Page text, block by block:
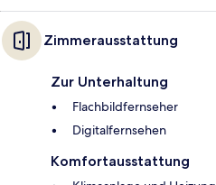
Zimmerausstattung
Zur Unterhaltung
Flachbildfernseher
Digitalfernsehen
Komfortausstattung